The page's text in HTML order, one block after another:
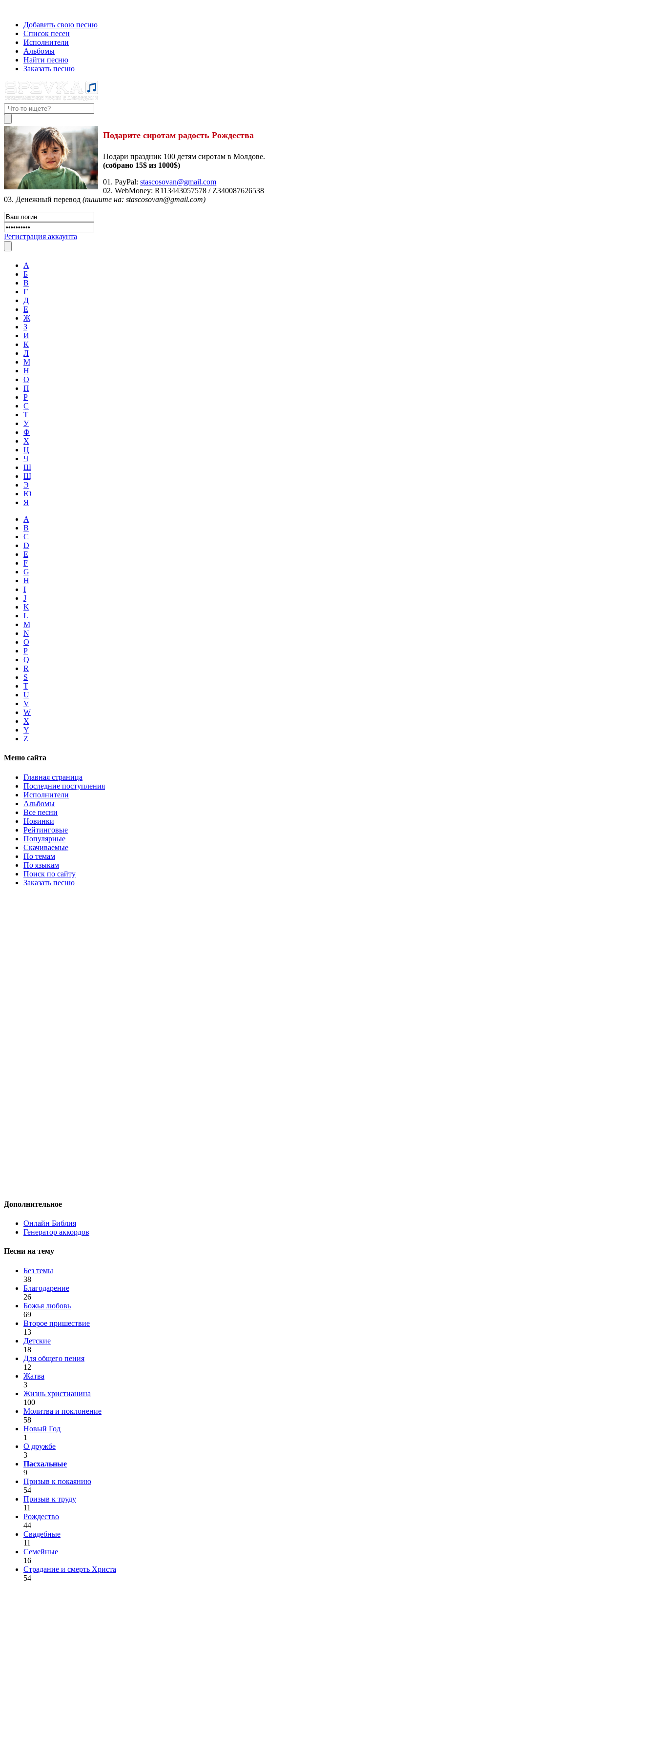
Добавить свою песню
Список песен
Исполнители
Альбомы
Найти песню
Заказать песню
Подарите сиротам радость Рождества
Подари праздник 100 детям сиротам в Молдове.
(собрано 15$ из 1000$)
01. PayPal:stascosovan@gmail.com
02. WebMoney:R113443057578 / Z340087626538
03. Денежный перевод (пишите на: stascosovan@gmail.com)
Регистрация аккаунта
А
Б
В
Г
Д
Е
Ж
З
И
К
Л
М
Н
О
П
Р
С
Т
У
Ф
Х
Ц
Ч
Ш
Щ
Э
Ю
Я
A
B
C
D
E
F
G
H
I
J
K
L
M
N
O
P
Q
R
S
T
U
V
W
X
Y
Z
Меню сайта
Главная страница
Последние поступления
Исполнители
Альбомы
Все песни
Новинки
Рейтинговые
Популярные
Скачиваемые
По темам
По языкам
Поиск по сайту
Заказать песню
Дополнительное
Онлайн Библия
Генератор аккордов
Песни на тему
Без темы
38
Благодарение
26
Божья любовь
69
Второе пришествие
13
Детские
18
Для общего пения
12
Жатва
3
Жизнь христианина
100
Молитва и поклонение
58
Новый Год
1
О дружбе
3
Пасхальные
9
Призыв к покаянию
54
Призыв к труду
11
Рождество
44
Свадебные
11
Семейные
16
Страдание и смерть Христа
54